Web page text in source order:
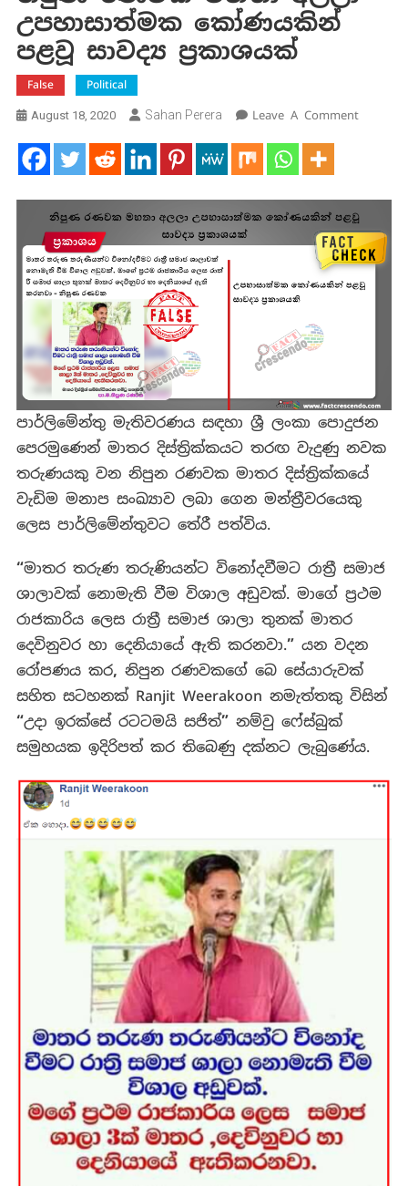
උපහාසාත්මක කෝණයකින්
පළවූ සාවද්‍ය ප්‍රකාශයක්
False Political
August 18, 2020 Sahan Perera Leave A CommentOn
අලලා
පළවූ
සාවද්‍ය
පාර්ලිමේන්තු මැතිවරණය සඳහා ශ්‍රී ලංකා පොදුජන
පෙරමුණෙන් මාතර දිස්ත්‍රික්කයට තරඟ වැදුණු නවක
තරුණයකු වන නිපුන රණවක මාතර දිස්ත්‍රික්කයේ
වැඩිම මනාප සංඛ්‍යාව ලබා ගෙන මන්ත්‍රීවරයෙකු
ලෙස පාර්ලිමේන්තුවට තේරී පත්විය.
“මාතර තරුණ තරුණියන්ට විනෝදවීමට රාත්‍රී සමාජ
ශාලාවක් නොමැති වීම විශාල අඩුවක්. මාගේ ප්‍රථම
රාජකාරිය ලෙස රාත්‍රී සමාජ ශාලා තුනක් මාතර
දෙවිනුවර හා දෙනියායේ ඇති කරනවා.” යන වදන
රෝපණය කර, නිපුන රණවකගේ බෙ සේයාරුවක්
සහිත සටහනක් Ranjit Weerakoon නමැත්තකු විසින්
“උදා ඉරක්සේ රටටමයි සජිත්”නම්වු ෆේස්බුක්
සමුහයක ඉදිරිපත් කර තිබෙණු දක්නට ලැබුණේය.